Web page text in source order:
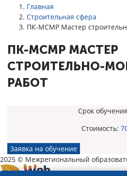
Главная
Строительная сфера
ПК-МСМР Мастер
ПК-МСМР МАСТЕР
СТРОИТЕЛЬНО-
РАБОТ
Срок
Стоимость:
Заявка на обучение
2025 © Межрегиональный